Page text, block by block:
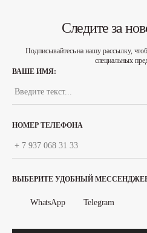
Следите за
Подписывайтесь на нашу рассылку,
специальных
ВАШЕ ИМЯ:
ВЫБЕРИТЕ УДОБНЫЙ
WhatsApp Telegram
НОМЕР ТЕЛЕФОНА